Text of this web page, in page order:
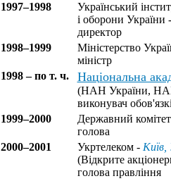
1997–1998
Український
і оборони України -
директор
1998–1999
Міністерство
міністр
1998 – по т. ч.
Національна
(НАН України,
виконувач
1999–2000
Державний комітет
голова
2000–2001
Укртелеком - Київ,
(Відкрите
голова правління